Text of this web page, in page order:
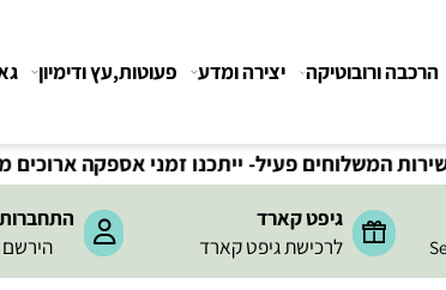
פעיל- ייתכנו זמני אספקה ארוכים מהרגיל-
גיפט קארד
לרכישת גיפט קארד
התחברות
הירשם או
ורובוטיקה יצירה ומדע פעוטות,עץ ודימיון